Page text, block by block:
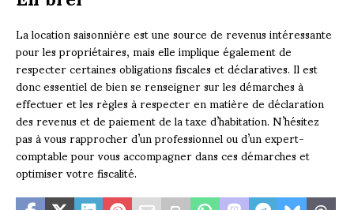
La location saisonnière est une source de revenus intéressante
pour les propriétaires, mais elle implique également de
respecter certaines obligations fiscales et déclaratives. Il est
donc essentiel de bien se renseigner sur les démarches à
effectuer et les règles à respecter en matière de déclaration
des revenus et de paiement de la taxe d’habitation. N’hésitez
pas à vous rapprocher d’un professionnel ou d’un expert-
comptable pour vous accompagner dans ces démarches et
optimiser votre fiscalité.